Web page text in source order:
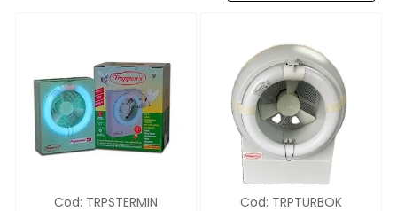
Cod: TRPSTERMIN
Cod: TRPTURBOK